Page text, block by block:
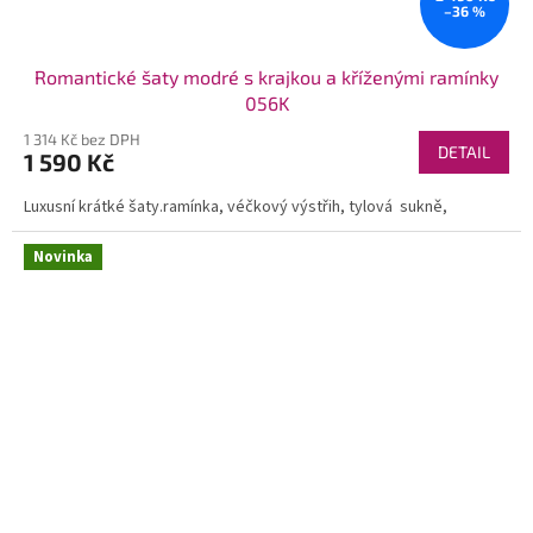
–36 %
Romantické šaty modré s krajkou a kříženými ramínky
056K
1 314 Kč bez DPH
1 590 Kč DETAIL
Luxusní krátké šaty.ramínka, véčkový výstřih, tylová sukně,
Novinka